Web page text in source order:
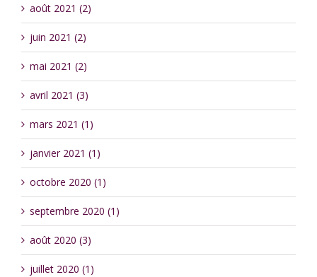
août 2021 (2)
juin 2021 (2)
mai 2021 (2)
avril 2021 (3)
mars 2021 (1)
janvier 2021 (1)
octobre 2020 (1)
septembre 2020 (1)
août 2020 (3)
juillet 2020 (1)